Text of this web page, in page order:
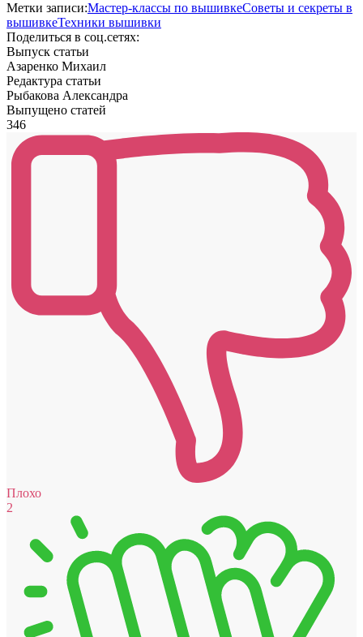
Метки записи:Мастер-классы по вышивкеСоветы и секреты в
вышивкеТехники вышивки
Поделиться в соц.сетях:
Выпуск статьи
Азаренко Михаил
Редактура статьи
Рыбакова Александра
Выпущено статей
346
Плохо
2